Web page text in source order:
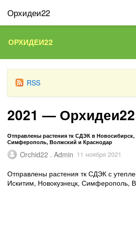
Орхидеи22
ОРХИДЕИ22
RSS
2021 — Орхидеи22
Отправлены растения тк СДЭК в
Симферополь, Волжский и Краснодар
Orchid22 . Admin 11 ноября 2021
Отправлены растения тк СДЭК с
Искитим, Новокузнецк, Симферополь,